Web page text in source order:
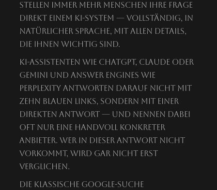
stellen immer mehr Menschen ihre Frage
direkt einem KI-System — vollständig, in
natürlicher Sprache, mit allen Details,
die ihnen wichtig sind.
KI-Assistenten wie ChatGPT, Claude oder
Gemini und Answer Engines wie
Perplexity antworten darauf nicht mit
zehn blauen Links, sondern mit einer
direkten Antwort — und nennen dabei
oft nur eine Handvoll konkreter
Anbieter. Wer in dieser Antwort nicht
vorkommt, wird gar nicht erst
verglichen.
Die klassische Google-Suche